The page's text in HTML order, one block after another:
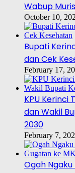
Wabup
October 10,
Bupati
dan Cek
February 17,
KPU Kerinci
dan Wakil
2030
February 7,
Ogah Ngaku